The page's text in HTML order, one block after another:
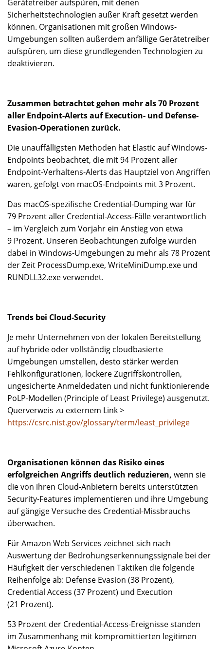
Gerätetreiber aufspüren, mit denen
Sicherheitstechnologien außer Kraft gesetzt werden
können. Organisationen mit großen Windows-
Umgebungen sollten außerdem anfällige Gerätetreiber
aufspüren, um diese grundlegenden Technologien zu
deaktivieren.
Zusammen betrachtet gehen mehr als 70 Prozent
aller Endpoint-Alerts auf Execution- und Defense-
Evasion-Operationen zurück.
Die unauffälligsten Methoden hat Elastic auf Windows-
Endpoints beobachtet, die mit 94 Prozent aller
Endpoint-Verhaltens-Alerts das Hauptziel von Angriffen
waren, gefolgt von macOS-Endpoints mit 3 Prozent.
Das macOS-spezifische Credential-Dumping war für
79 Prozent aller Credential-Access-Fälle verantwortlich
– im Vergleich zum Vorjahr ein Anstieg von etwa
9 Prozent. Unseren Beobachtungen zufolge wurden
dabei in Windows-Umgebungen zu mehr als 78 Prozent
der Zeit ProcessDump.exe, WriteMiniDump.exe und
RUNDLL32.exe verwendet.
Trends bei Cloud-Security
Je mehr Unternehmen von der lokalen Bereitstellung
auf hybride oder vollständig cloudbasierte
Umgebungen umstellen, desto stärker werden
Fehlkonfigurationen, lockere Zugriffskontrollen,
ungesicherte Anmeldedaten und nicht funktionierende
PoLP-Modellen (Principle of Least Privilege) ausgenutzt.
Querverweis zu externem Link >
https://csrc.nist.gov/glossary/term/least_privilege
Organisationen können das Risiko eines
erfolgreichen Angriffs deutlich reduzieren, wenn sie
die von ihren Cloud-Anbietern bereits unterstützten
Security-Features implementieren und ihre Umgebung
auf gängige Versuche des Credential-Missbrauchs
überwachen.
Für Amazon Web Services zeichnet sich nach
Auswertung der Bedrohungserkennungssignale bei der
Häufigkeit der verschiedenen Taktiken die folgende
Reihenfolge ab: Defense Evasion (38 Prozent),
Credential Access (37 Prozent) und Execution
(21 Prozent).
53 Prozent der Credential-Access-Ereignisse standen
im Zusammenhang mit kompromittierten legitimen